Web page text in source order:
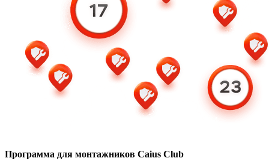
Программа для монтажников Caius Club